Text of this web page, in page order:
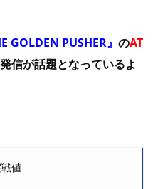
GOLDEN PUSHER』 のAT
信が話題となっているよ
値